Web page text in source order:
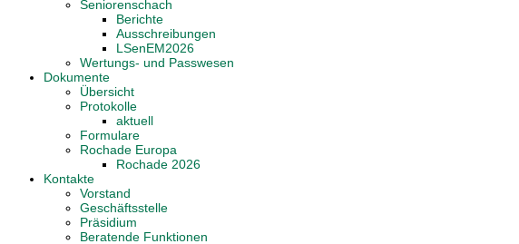
Seniorenschach
Berichte
Ausschreibungen
LSenEM2026
Wertungs- und Passwesen
Dokumente
Übersicht
Protokolle
aktuell
Formulare
Rochade Europa
Rochade 2026
Kontakte
Vorstand
Geschäftsstelle
Präsidium
Beratende Funktionen